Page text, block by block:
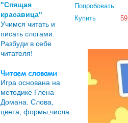
"Спящая
красавица"
Учимся читать и
писать слогами.
Разбуди в себе
читателя!
Читаем словами
Игра основана на
методике Глена
Домана. Слова,
цвета, формы,числа
Попробовать
Купить